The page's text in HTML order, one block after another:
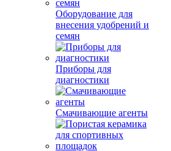
Оборудование для
внесения удобрений и
семян
Приборы для
диагностики
Смачивающие агенты